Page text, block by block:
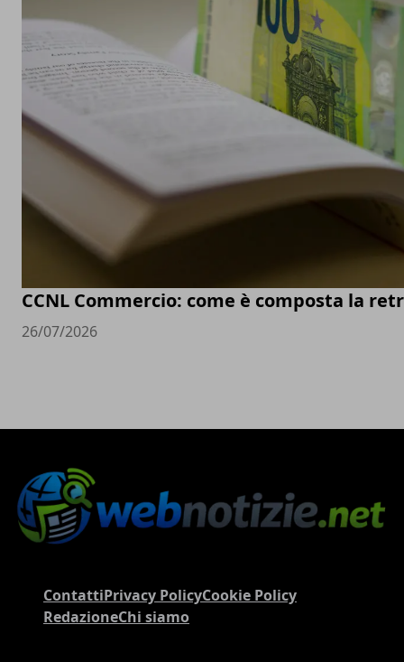
CCNL Commercio: come è composta la
26/07/2026
ContattiPrivacy PolicyCookie Policy
RedazioneChi siamo